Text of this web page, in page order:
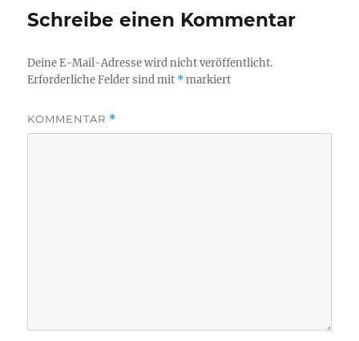
Schreibe einen Kommentar
Deine E-Mail-Adresse wird nicht veröffentlicht.
Erforderliche Felder sind mit *markiert
KOMMENTAR *